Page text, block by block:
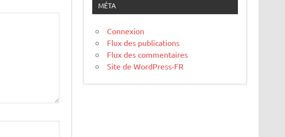
MÉTA
Connexion
Flux des publications
Flux des commentaires
Site de WordPress-FR